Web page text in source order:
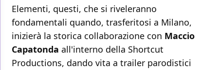
Elementi, questi, che si riveleranno
fondamentali quando, trasferitosi a Milano,
inizierà la storica collaborazione con Maccio
Capatonda all'interno della Shortcut
Productions, dando vita a trailer parodistici